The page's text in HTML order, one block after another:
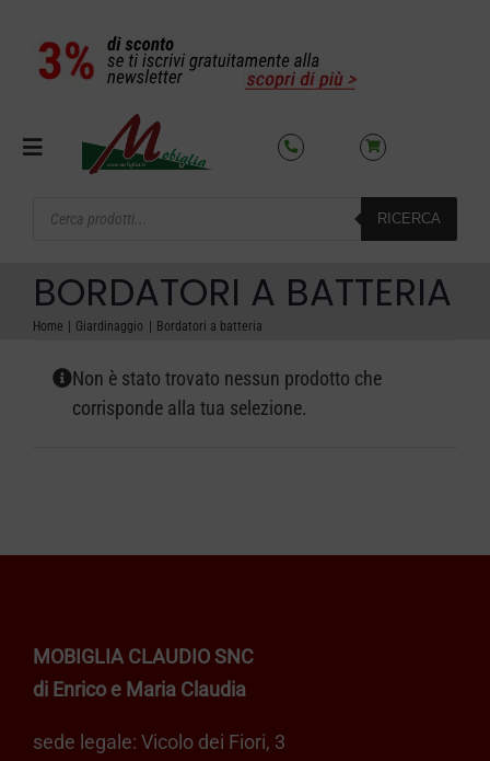
contenuto
Toggle
OFFERTE DEL MESE
AZIENDA
search
RICERCA
BORDATORI A BATTERIA
Home Giardinaggio Bordatori a batteria
Non è stato trovato nessun prodotto che
corrisponde alla tua selezione.
MOBIGLIA CLAUDIO SNC
di Enrico e Maria Claudia
sede legale: Vicolo dei Fiori, 3